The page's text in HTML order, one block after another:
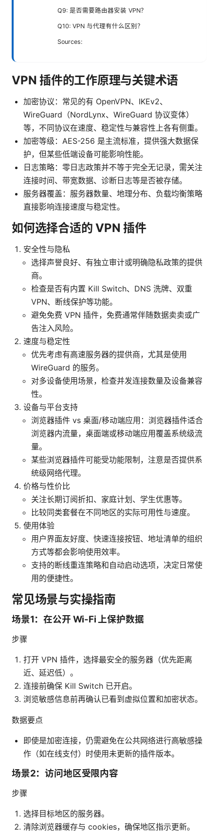
Q9: 是否需要路由器安装 VPN？
Q10: VPN 与代理有什么区别？
Sources:
VPN 插件的工作原理与关键术语
加密协议：常见的有 OpenVPN、IKEv2、
WireGuard（NordLynx、WireGuard 协议变体）
等，不同协议在速度、稳定性与兼容性上各有侧重。
加密等级：AES-256 是主流标准，提供强大数据保
护，但某些低端设备可能影响性能。
日志策略：零日志政策并不等于完全无记录，需关注
连接时间、带宽数据、诊断日志等是否被存储。
服务器覆盖：服务器数量、地理分布、负载均衡策略
直接影响连接速度与稳定性。
如何选择合适的 VPN 插件
安全性与隐私
选择声誉良好、有独立审计或明确隐私政策的提供
商。
检查是否有内置 Kill Switch、DNS 洗牌、双重
VPN、断线保护等功能。
避免免费 VPN 插件，免费通常伴随数据卖卖或广
告注入风险。
速度与稳定性
优先考虑有高速服务器的提供商，尤其是使用
WireGuard 的服务。
对多设备使用场景，检查并发连接数量及设备兼容
性。
设备与平台支持
浏览器插件 vs 桌面/移动端应用：浏览器插件适合
浏览器内流量，桌面端或移动端应用覆盖系统级流
量。
某些浏览器插件可能受功能限制，注意是否提供系
统级网络代理。
价格与性价比
关注长期订阅折扣、家庭计划、学生优惠等。
比较同类套餐在不同地区的实际可用性与速度。
使用体验
用户界面友好度、快速连接按钮、地址清单的组织
方式等都会影响使用效率。
支持的断线重连策略和自动启动选项，决定日常使
用的便捷性。
常见场景与实操指南
场景1：在公开 Wi-Fi 上保护数据
步骤
打开 VPN 插件，选择最安全的服务器（优先距离
近、延迟低）。
连接前确保 Kill Switch 已开启。
浏览敏感信息前再确认已看到虚拟位置和加密状态。
数据要点
即使是加密连接，仍需避免在公共网络进行高敏感操
作（如在线支付）时使用未更新的插件版本。
场景2：访问地区受限内容
步骤
选择目标地区的服务器。
清除浏览器缓存与 cookies，确保地区指示更新。